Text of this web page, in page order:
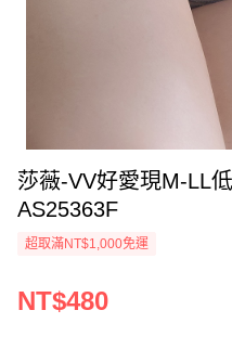
莎薇-VV好愛現M-LL
AS25363F
超取滿NT$1,000免運
NT$480